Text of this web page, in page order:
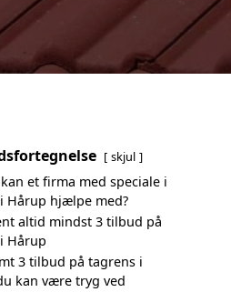
skjul
et firma med speciale i
Hårup hjælpe med?
altid mindst 3 tilbud på
Hårup
3 tilbud på tagrens i
kan være tryg ved